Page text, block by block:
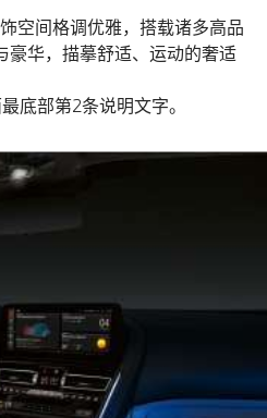
空间格调优雅，搭载诸多高品
豪华，描摹舒适、运动的奢适
底部第2条说明文字。